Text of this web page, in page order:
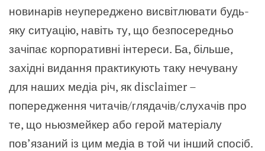
новинарів неупереджено висвітлювати будь-
яку ситуацію, навіть ту, що безпосередньо
зачіпає корпоративні інтереси. Ба, більше,
західні видання практикують таку нечувану
для наших медіа річ, як disclaimer –
попередження читачів/глядачів/слухачів про
те, що ньюзмейкер або герой матеріалу
пов’язаний із цим медіа в той чи інший спосіб.